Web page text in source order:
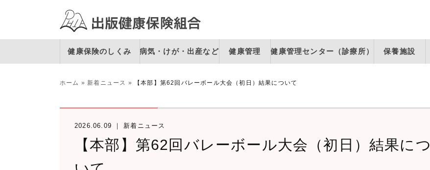
健康保険のしくみ 病気・けが・出産など 健康管理 健康管理センター（診療所） 保養施設
ホーム » 新着ニュース » 【本部】第62回バレーボール大会（初日）結果について
2026.06.09 新着ニュース
【本部】第62回バレーボール大会（初日）結果につ